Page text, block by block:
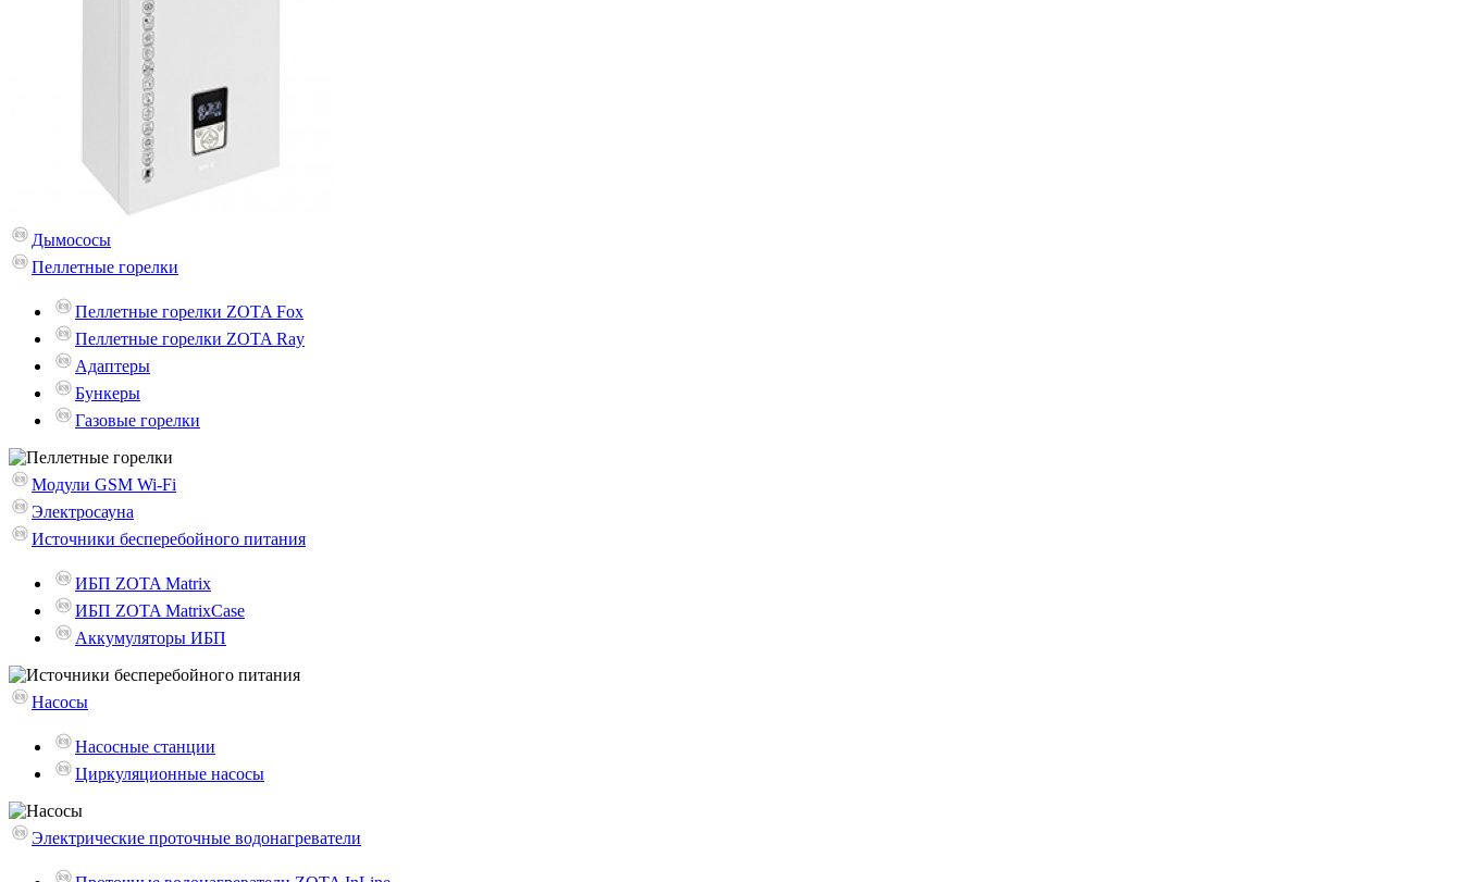
Дымососы
Пеллетные горелки
Пеллетные горелки ZOTA Fox
Пеллетные горелки ZOTA Ray
Адаптеры
Бункеры
Газовые горелки
Модули GSM Wi-Fi
Электросауна
Источники бесперебойного питания
ИБП ZOTA Matrix
ИБП ZOTA MatrixCase
Аккумуляторы ИБП
Насосы
Насосные станции
Циркуляционные насосы
Электрические проточные водонагреватели